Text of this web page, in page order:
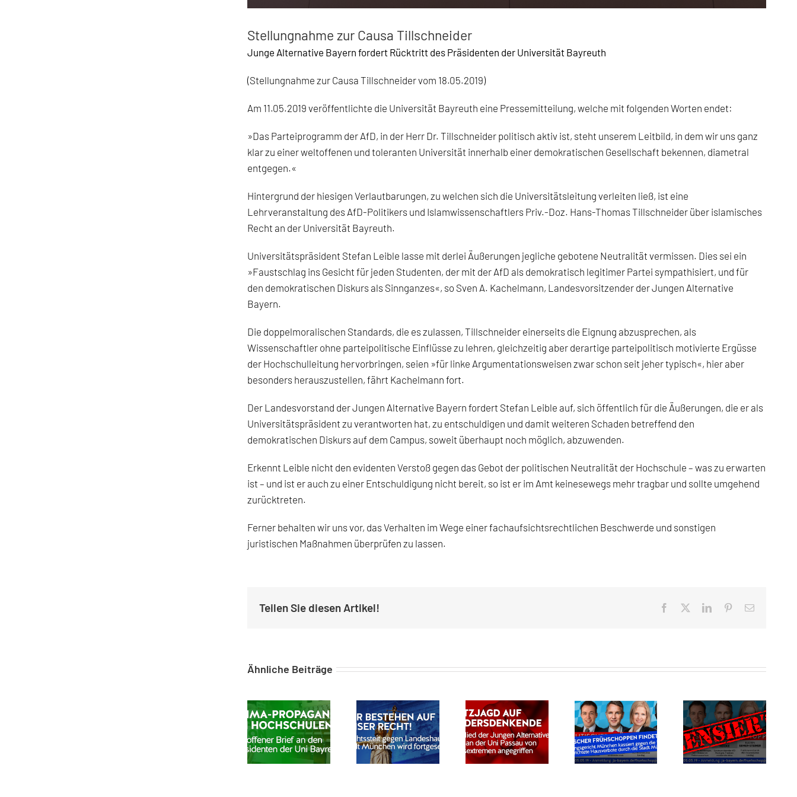
Stellungnahme zur Causa Tillschneider
Junge Alternative Bayern fordert Rücktritt des Präsidenten der Universität Bayreuth
(Stellungnahme zur Causa Tillschneider vom 18.05.2019)
Am 11.05.2019 veröffentlichte die Universität Bayreuth eine Pressemitteilung, welche mit folgenden Worten endet:
»Das Parteiprogramm der AfD, in der Herr Dr. Tillschneider politisch aktiv ist, steht unserem Leitbild, in dem wir uns ganz
klar zu einer weltoffenen und toleranten Universität innerhalb einer demokratischen Gesellschaft bekennen, diametral
entgegen.«
Hintergrund der hiesigen Verlautbarungen, zu welchen sich die Universitätsleitung verleiten ließ, ist eine
Lehrveranstaltung des AfD-Politikers und Islamwissenschaftlers Priv.-Doz. Hans-Thomas Tillschneider über islamisches
Recht an der Universität Bayreuth.
Universitätspräsident Stefan Leible lasse mit derlei Äußerungen jegliche gebotene Neutralität vermissen. Dies sei ein
»Faustschlag ins Gesicht für jeden Studenten, der mit der AfD als demokratisch legitimer Partei sympathisiert, und für
den demokratischen Diskurs als Sinnganzes«, so Sven A. Kachelmann, Landesvorsitzender der Jungen Alternative
Bayern.
Die doppelmoralischen Standards, die es zulassen, Tillschneider einerseits die Eignung abzusprechen, als
Wissenschaftler ohne parteipolitische Einflüsse zu lehren, gleichzeitig aber derartige parteipolitisch motivierte Ergüsse
der Hochschulleitung hervorbringen, seien »für linke Argumentationsweisen zwar schon seit jeher typisch«, hier aber
besonders herauszustellen, fährt Kachelmann fort.
Der Landesvorstand der Jungen Alternative Bayern fordert Stefan Leible auf, sich öffentlich für die Äußerungen, die er als
Universitätspräsident zu verantworten hat, zu entschuldigen und damit weiteren Schaden betreffend den
demokratischen Diskurs auf dem Campus, soweit überhaupt noch möglich, abzuwenden.
Erkennt Leible nicht den evidenten Verstoß gegen das Gebot der politischen Neutralität der Hochschule – was zu erwarten
ist – und ist er auch zu einer Entschuldigung nicht bereit, so ist er im Amt keinesewegs mehr tragbar und sollte umgehend
zurücktreten.
Ferner behalten wir uns vor, das Verhalten im Wege einer fachaufsichtsrechtlichen Beschwerde und sonstigen
juristischen Maßnahmen überprüfen zu lassen.
Teilen Sie diesen Artikel! Facebook LinkedInPinterest
E-
Ähnliche Beiträge